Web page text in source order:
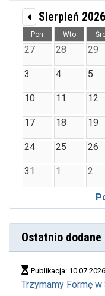
Sierpień 2026
Pon Wto
27 28 29
3 4 5
10 11 12
17 18 19
24 25 26
31 1 2
Ostatnio dodane
Publikacja:
Trzymamy Formę